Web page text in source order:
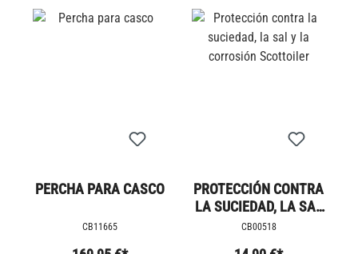
PERCHA PARA CASCO
CB11665
PROTECCIÓN CONTRA
LA SUCIEDAD, LA SAL
Y LA CORROSIÓN
CB00518